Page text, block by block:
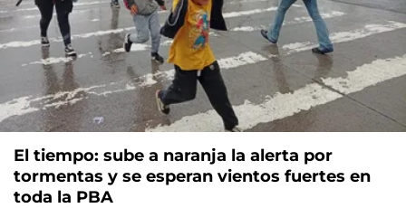
El tiempo: sube a naranja la alerta por
tormentas y se esperan vientos fuertes en
toda la PBA